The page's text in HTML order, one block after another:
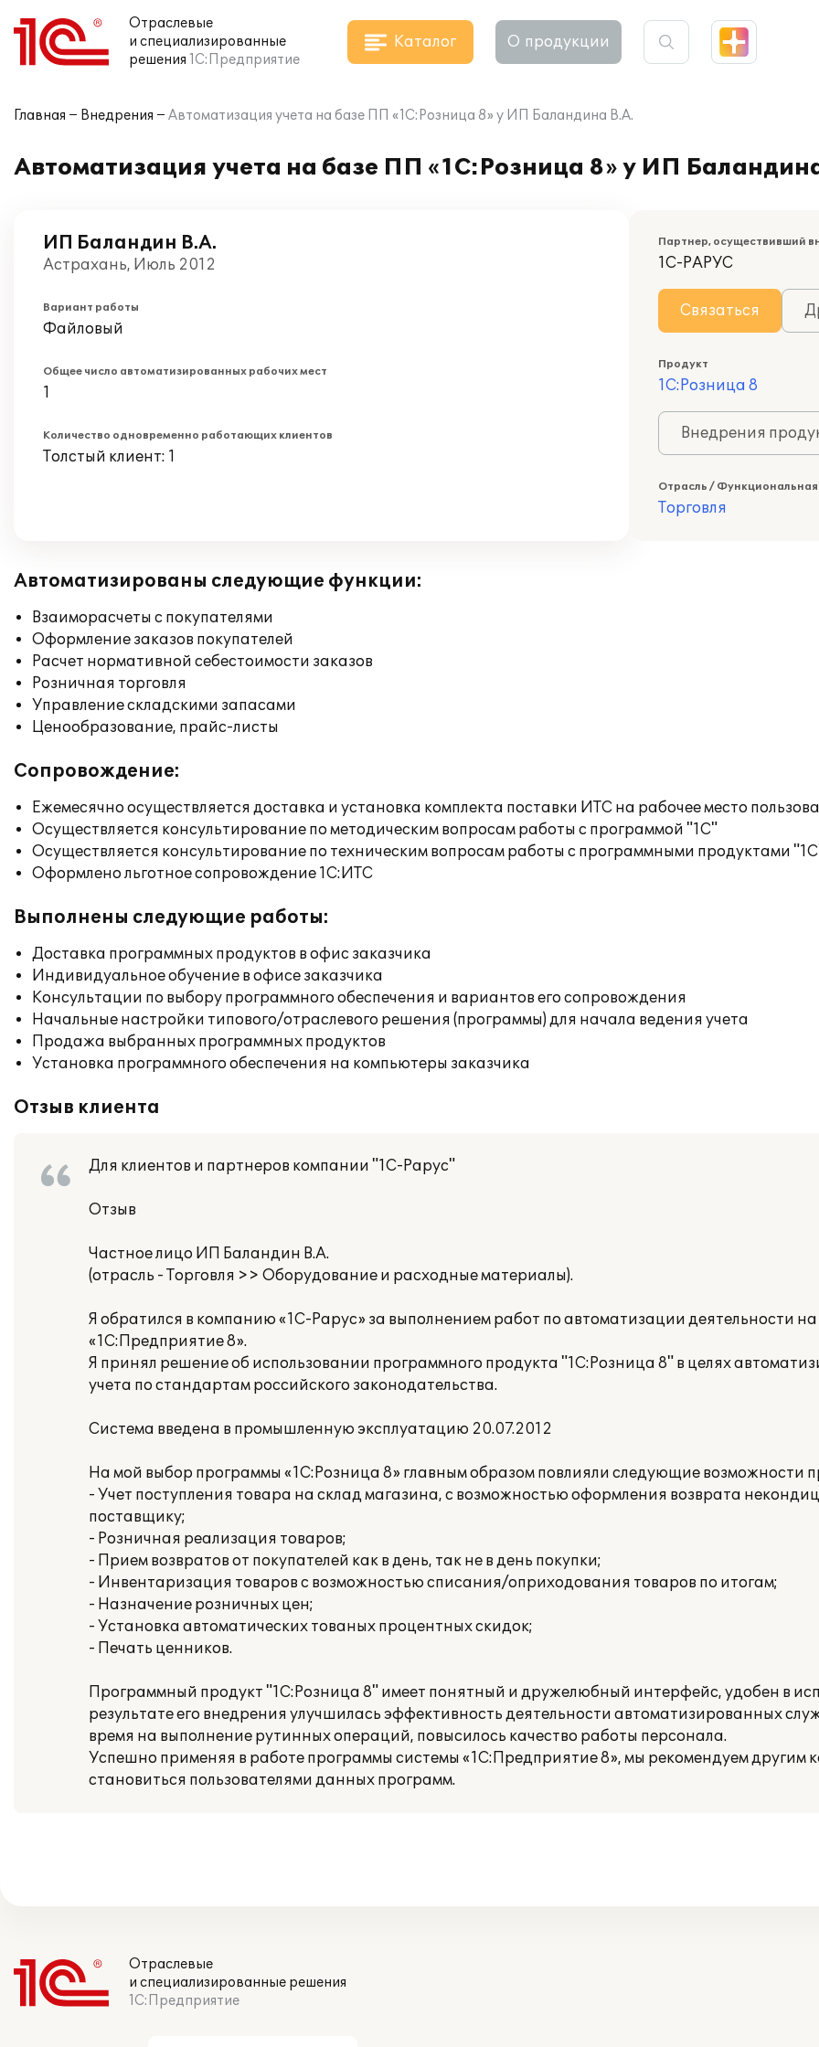
Отраслевые
и специализированные
решения 1С:Предприятие
Каталог О продукции
Главная Внедрения Автоматизация учета на базе ПП «1С:Розница 8» у ИП Баландина В.А.
Автоматизация учета на базе ПП «1С:Розница 8» у ИП
ИП Баландин В.А.
Астрахань, Июль 2012
Вариант работы
Файловый
Общее число автоматизированных рабочих мест
1
Количество одновременно работающих клиентов
Толстый клиент: 1
Партнер, осуществивший
1С-РАРУС
Связаться
Продукт
1С:Розница 8
Внедрения
Отрасль /
Торговля
Автоматизированы следующие функции:
Взаиморасчеты с покупателями
Оформление заказов покупателей
Расчет нормативной себестоимости заказов
Розничная торговля
Управление складскими запасами
Ценообразование, прайс-листы
Сопровождение:
Ежемесячно осуществляется доставка и установка комплекта поставки ИТС на рабочее место
Осуществляется консультирование по методическим вопросам работы с программой "1С"
Осуществляется консультирование по техническим вопросам работы с программными продуктами
Оформлено льготное сопровождение 1С:ИТС
Выполнены следующие работы:
Доставка программных продуктов в офис заказчика
Индивидуальное обучение в офисе заказчика
Консультации по выбору программного обеспечения и вариантов его сопровождения
Начальные настройки типового/отраслевого решения (программы) для начала ведения учета
Продажа выбранных программных продуктов
Установка программного обеспечения на компьютеры заказчика
Отзыв клиента
Для клиентов и партнеров компании "1С-Рарус"
Отзыв
Частное лицо ИП Баландин В.А.
(отрасль - Торговля >> Оборудование и расходные материалы).
Я обратился в компанию «1С-Рарус» за выполнением работ по автоматизации деятельности
«1С:Предприятие 8».
Я принял решение об использовании программного продукта "1С:Розница 8" в целях
учета по стандартам российского законодательства.
Система введена в промышленную эксплуатацию 20.07.2012
На мой выбор программы «1С:Розница 8» главным образом повлияли следующие возможности
- Учет поступления товара на склад магазина, с возможностью оформления возврата
поставщику;
- Розничная реализация товаров;
- Прием возвратов от покупателей как в день, так не в день покупки;
- Инвентаризация товаров с возможностью списания/оприходования товаров по итогам;
- Назначение розничных цен;
- Установка автоматических тованых процентных скидок;
- Печать ценников.
Программный продукт "1С:Розница 8" имеет понятный и дружелюбный интерфейс, удобен в
результате его внедрения улучшилась эффективность деятельности автоматизированных
время на выполнение рутинных операций, повысилось качество работы персонала.
Успешно применяя в работе программы системы «1С:Предприятие 8», мы рекомендуем другим
становиться пользователями данных программ.
Отраслевые
и специализированные решения
1С:Предприятие